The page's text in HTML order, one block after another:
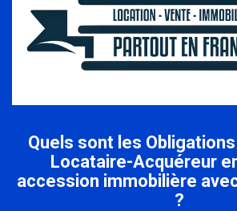
Quels sont les
Locataire-Acquéreur
accession immobilière
?